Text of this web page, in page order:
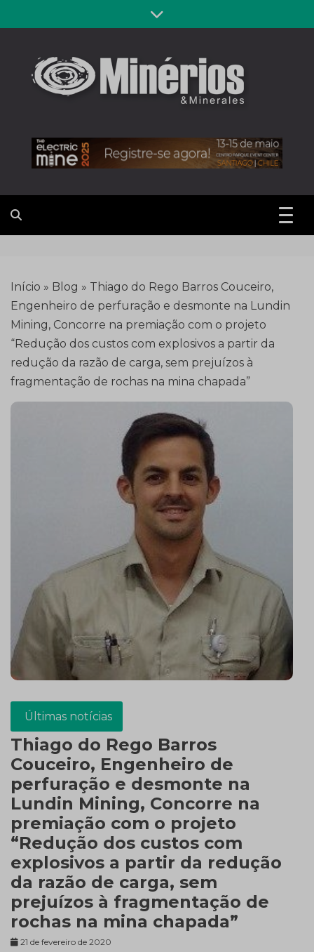
to
Revista
Minérios &
Minerales
Início » Blog » Thiago do Rego Barros Couceiro,
Engenheiro de perfuração e desmonte na Lundin
Mining, Concorre na premiação com o projeto
“Redução dos custos com explosivos a partir da
redução da razão de carga, sem prejuízos à
fragmentação de rochas na mina chapada”
Últimas notícias
Thiago do Rego Barros
Couceiro, Engenheiro de
perfuração e desmonte na
Lundin Mining, Concorre na
premiação com o projeto
“Redução dos custos com
explosivos a partir da redução
da razão de carga, sem
prejuízos à fragmentação de
rochas na mina chapada”
21 de fevereiro de 2020